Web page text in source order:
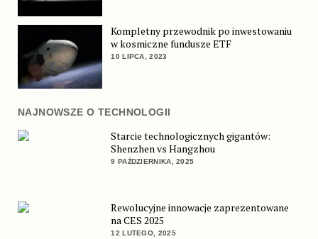
Kompletny przewodnik po inwestowaniu
w kosmiczne fundusze ETF
10 LIPCA, 2023
NAJNOWSZE O TECHNOLOGII
Starcie technologicznych gigantów:
Shenzhen vs Hangzhou
9 PAŹDZIERNIKA, 2025
Rewolucyjne innowacje zaprezentowane
na CES 2025
12 LUTEGO, 2025